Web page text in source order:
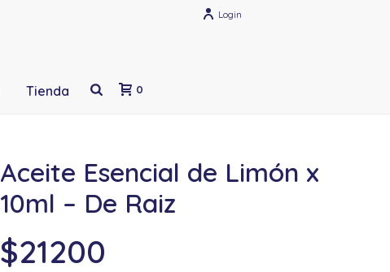
Login
Tienda 0
Aceite Esencial de Limón x
10ml – De Raiz
$21200